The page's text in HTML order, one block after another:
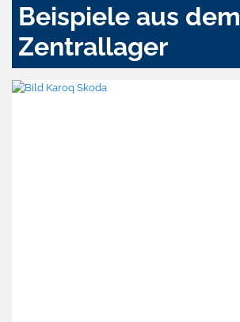
Beispiele aus dem
Zentrallager